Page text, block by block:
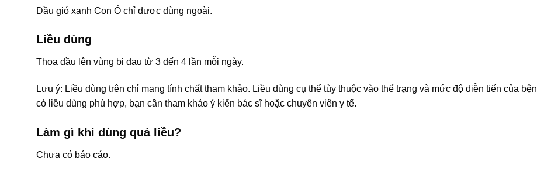
Dầu gió xanh Con Ó chỉ được dùng ngoài.
Liều dùng
Thoa dầu lên vùng bị đau từ 3 đến 4 lần mỗi ngày.
Lưu ý: Liều dùng trên chỉ mang tính chất tham khảo. Liều dùng cụ thể tùy thuộc vào thể trạng và mức độ diễn tiến của
có liều dùng phù hợp, bạn cần tham khảo ý kiến bác sĩ hoặc chuyên viên y tế.
Làm gì khi dùng quá liều?
Chưa có báo cáo.